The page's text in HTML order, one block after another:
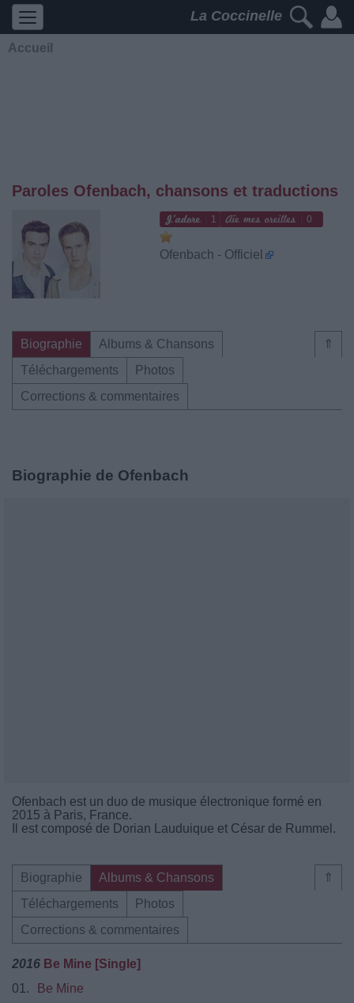
La Coccinelle
Accueil
Paroles Ofenbach, chansons et traductions
1 0
Ofenbach - Officiel
⇑
Biographie
Albums & Chansons
Téléchargements
Photos
Corrections & commentaires
Biographie de Ofenbach
Ofenbach est un duo de musique électronique formé en
2015 à Paris, France.
Il est composé de Dorian Lauduique et César de Rummel.
⇑
Biographie
Albums & Chansons
Téléchargements
Photos
Corrections & commentaires
2016 Be Mine [Single]
01.
Be Mine